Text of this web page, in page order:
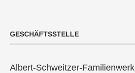
GESCHÄFTSSTELLE
Albert-Schweitzer-Familienwerk